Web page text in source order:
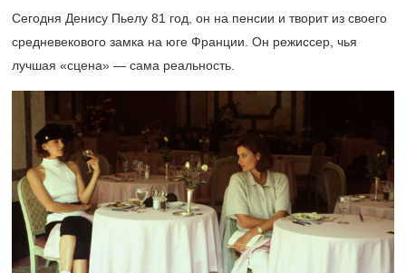
Сегодня Денису Пьелу 81 год, он на пенсии и творит из своего
средневекового замка на юге Франции. Он режиссер, чья
лучшая «сцена» — сама реальность.